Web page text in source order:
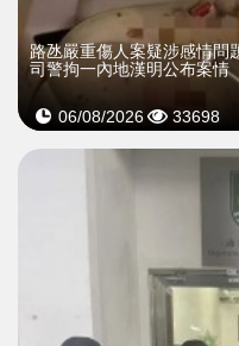
路氹嚴重傷人案疑涉感情問
司警拘一內地漢明公布案情
06/08/2026 33698